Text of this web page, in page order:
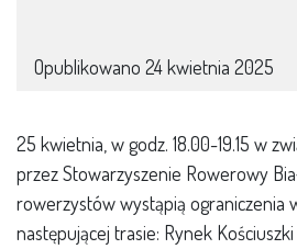
Opublikowano 24 kwietnia 2025
25 kwietnia, w godz. 18.00-19.15 w
przez Stowarzyszenie Rowerowy
rowerzystów wystąpią ograniczenia
następującej trasie: Rynek